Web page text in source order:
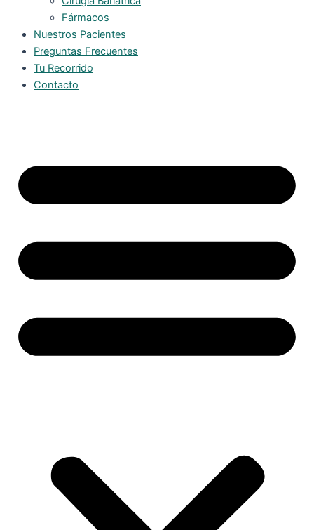
Fármacos
Nuestros Pacientes
Preguntas Frecuentes
Tu Recorrido
Contacto